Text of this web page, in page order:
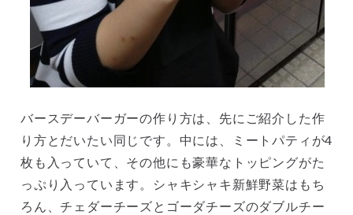
バースデーバーガーの作り方は、先にご紹介した作
り方とだいたい同じです。中には、ミートパティが4
枚も入っていて、その他にも豪華なトッピングがた
っぷり入っています。シャキシャキ新鮮野菜はもち
ろん、チェダーチーズとゴーダチーズのダブルチー